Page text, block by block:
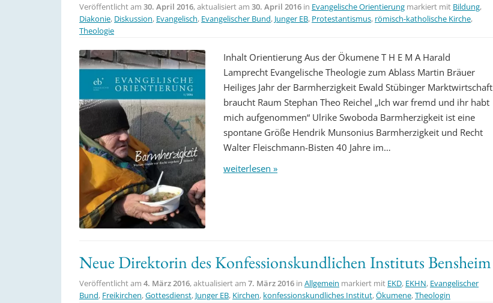
Veröffentlicht am 30. April 2016, aktualisiert am 30. April 2016 in Evangelische Orientierung markiert mit Bildung,
Diakonie, Diskussion, Evangelisch, Evangelischer Bund, Junger EB, Protestantismus, römisch-katholische Kirche,
Theologie
Inhalt Orientierung Aus der Ökumene T H E M A Harald
Lamprecht Evangelische Theologie zum Ablass Martin Bräuer
Heiliges Jahr der Barmherzigkeit Ewald Stübinger Marktwirtschaft
braucht Raum Stephan Theo Reichel „Ich war fremd und ihr habt
mich aufgenommen“ Ulrike Swoboda Barmherzigkeit ist eine
spontane Größe Hendrik Munsonius Barmherzigkeit und Recht
Walter Fleischmann-Bisten 40 Jahre im…
weiterlesen »
Neue Direktorin des Konfessionskundlichen Instituts Bensheim
Veröffentlicht am 4. März 2016, aktualisiert am 7. März 2016 in Allgemein markiert mit EKD, EKHN, Evangelischer
Bund, Freikirchen,Gottesdienst, Junger EB, Kirchen, konfessionskundliches Institut,Ökumene,Theologin